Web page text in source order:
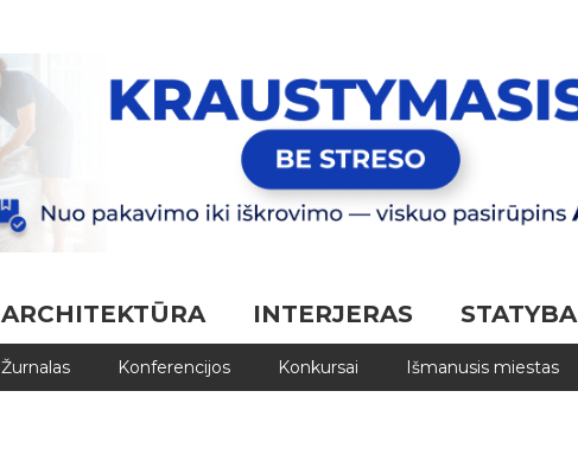
ARCHITEKTŪRA INTERJERAS STATYBA
Žurnalas Konferencijos Konkursai Išmanusis miestas